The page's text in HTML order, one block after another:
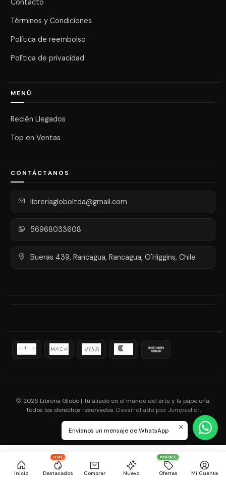
Inicio
HOT
Destacados Comprar Nuevo
10%OFF
Ofertas Mi Cuenta
Contacto
Términos y Condiciones
Política de reembolso
Política de privacidad
MENÚ
Recién Llegados
Top en Ventas
CONTÁCTANOS
libreriagloboltda@gmail.com
56968033608
Bueras 439, Rancagua, Rancagua, O'Higgins, Chile
2026 Libreria Globo | Tu aliado en el mundo del arte y la papelería.
Todos los derechos reservados. Desarrollado por Jumpseller.
Envíanos un mensaje de WhatsApp